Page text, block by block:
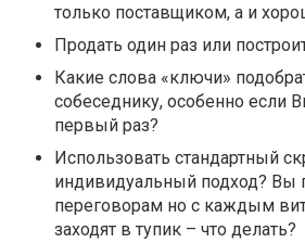
только поставщиком, а и
Продать один раз или
Какие слова «ключи»
собеседнику, особенно если
первый раз?
Использовать стандартный
индивидуальный подход? Вы
переговорам но с каждым
заходят в тупик – что делать?